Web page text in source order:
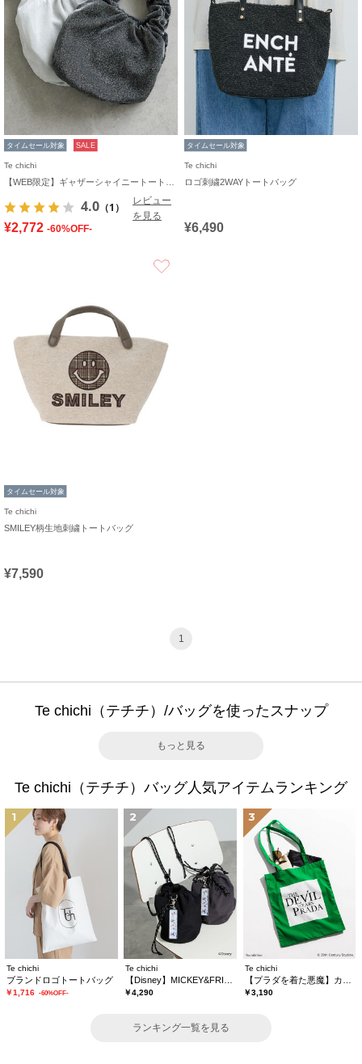
タイムセール対象 SALE
Te chichi
4.0 （1）
レビュー
を見る
¥2,772 -60%OFF-
タイムセール対象
Te chichi
ロゴ刺繍2WAYトートバッグ
¥6,490
タイムセール対象
Te chichi
SMILEY柄生地刺繍トートバッグ
¥7,590
1
Te chichi（テチチ）/バッグを使ったスナップ
もっと見る
Te chichi（テチチ）バッグ人気アイテムランキング
1
Te chichi
ブランドロゴトートバッグ
￥1,716 -60%OFF-
2
Te chichi
￥4,290
3
Te chichi
￥3,190
ランキング一覧を見る